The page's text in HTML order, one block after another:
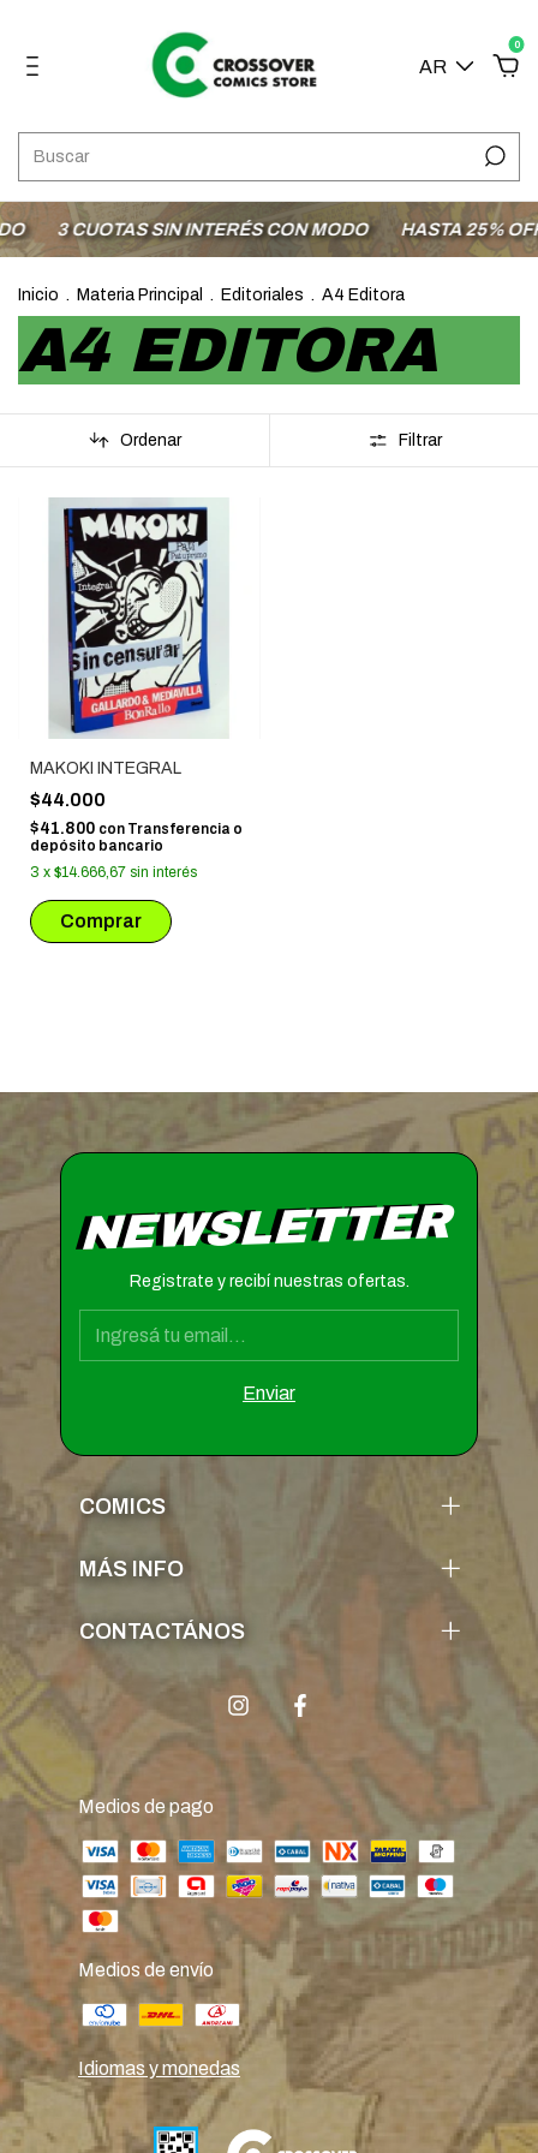
AR
0
3 CUOTAS SIN INTERÉS CON MODO HASTA 25% OFF
Inicio . Materia Principal . Editoriales . A4 Editora
A4 EDITORA
Ordenar Filtrar
MAKOKI INTEGRAL
$44.000
$41.800 con Transferencia o
depósito bancario
3 x $14.666,67 sin interés
NEWSLETTER
Registrate y recibí nuestras ofertas.
COMICS
MÁS INFO
CONTACTÁNOS
Medios de pago
Medios de envío
Idiomas y monedas